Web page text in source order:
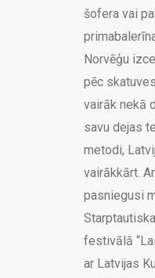
šofera vai
Norvēģu
pēc
vairāk nekā
savu dejas
metodi,
vairākkārt.
pasniegusi
festivālā
ar Latvijas